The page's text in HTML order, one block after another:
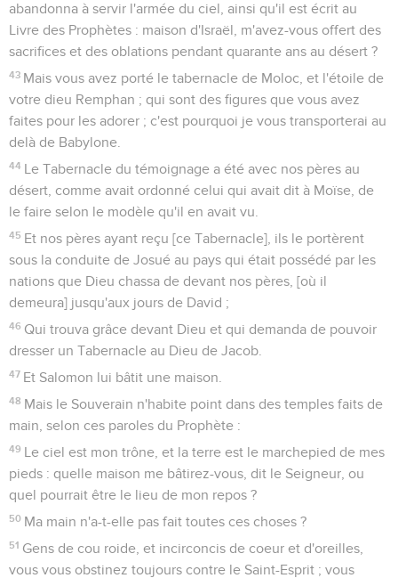
abandonna à servir l'armée du ciel, ainsi qu'il est écrit au
Livre des Prophètes : maison d'Israël, m'avez-vous offert des
sacrifices et des oblations pendant quarante ans au désert ?
43 Mais vous avez porté le tabernacle de Moloc, et l'étoile de
votre dieu Remphan ; qui sont des figures que vous avez
faites pour les adorer ; c'est pourquoi je vous transporterai au
delà de Babylone.
44 Le Tabernacle du témoignage a été avec nos pères au
désert, comme avait ordonné celui qui avait dit à Moïse, de
le faire selon le modèle qu'il en avait vu.
45 Et nos pères ayant reçu [ce Tabernacle], ils le portèrent
sous la conduite de Josué au pays qui était possédé par les
nations que Dieu chassa de devant nos pères, [où il
demeura] jusqu'aux jours de David ;
46 Qui trouva grâce devant Dieu et qui demanda de pouvoir
dresser un Tabernacle au Dieu de Jacob.
47 Et Salomon lui bâtit une maison.
48 Mais le Souverain n'habite point dans des temples faits de
main, selon ces paroles du Prophète :
49 Le ciel est mon trône, et la terre est le marchepied de mes
pieds : quelle maison me bâtirez-vous, dit le Seigneur, ou
quel pourrait être le lieu de mon repos ?
50 Ma main n'a-t-elle pas fait toutes ces choses ?
51 Gens de cou roide, et incirconcis de coeur et d'oreilles,
vous vous obstinez toujours contre le Saint-Esprit ; vous